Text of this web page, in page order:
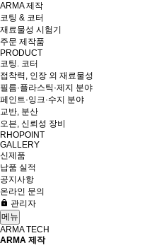
ARMA 제작
코팅 & 코터
재료물성 시험기
주문 제작품
PRODUCT
코팅. 코터
접착력, 인장 외 재료물성
필름·플라스틱·제지 분야
페인트·잉크·수지 분야
교반, 분산
오븐, 신뢰성 장비
RHOPOINT
GALLERY
신제품
납품 실적
공지사항
온라인 문의
관리자
메뉴
ARMA TECH
ARMA 제작